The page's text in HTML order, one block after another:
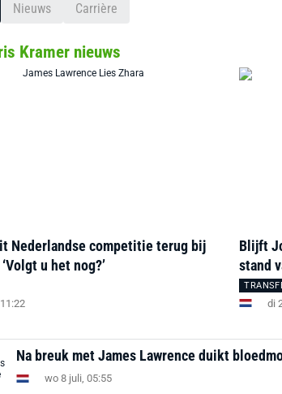
Nieuws Carrière
Kramer nieuws
Nederlandse competitie terug bij
u het nog?’
Blijft
stand
di
Na breuk met James Lawrence duikt
wo 8 juli, 05:55